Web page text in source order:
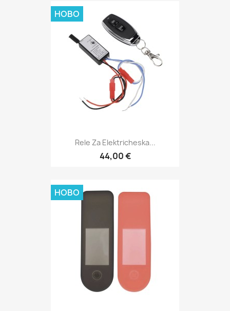
Rele Za Elektricheska...
44,00 €
НОВО
НОВО